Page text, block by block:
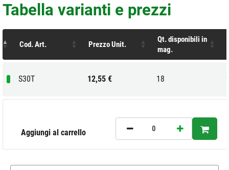
Tabella varianti e prezzi
Cod. Art. Prezzo Unit.
Qt. disponibili in
mag.
S30T 12,55 € 18
Aggiungi al carrello